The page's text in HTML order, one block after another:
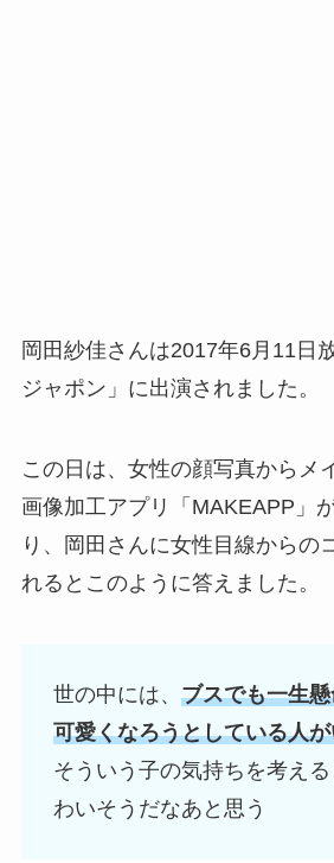
岡田紗佳さんは2017年6月11日
ジャポン」に出演されました。
この日は、女性の顔写真からメ
画像加工アプリ「MAKEAPP」
り、岡田さんに女性目線からの
れるとこのように答えました。
世の中には、 ブスでも一生
可愛くなろうとしている人
そういう子の気持ちを考え
わいそうだなあと思う